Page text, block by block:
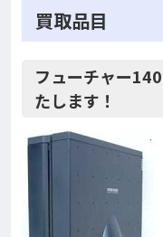
買取品目
フューチャー
たします！